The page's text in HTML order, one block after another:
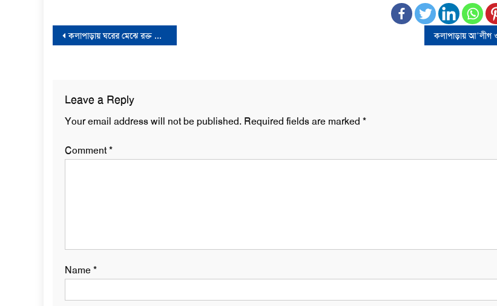
Post
কলাপাড়ায় ঘরের মেঝে রক্ত ছিটিয়ে রহস্যজনক নিখোঁজ প্রেমিকাসহ সেই গৃহবধূ উদ্ধার
Leave a Reply
Your email address will not be published. Required fields are marked *
Comment*
Name*